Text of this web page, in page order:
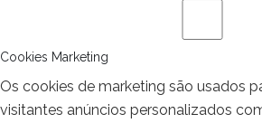
Cookies Marketing
Os cookies de marketing são usados
visitantes anúncios personalizados